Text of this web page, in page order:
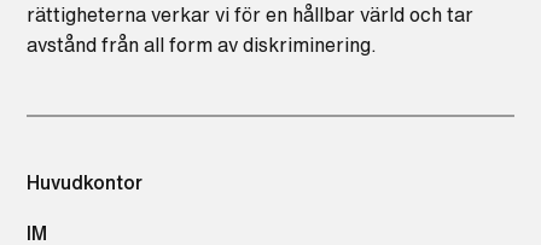
rättigheterna verkar vi för en hållbar värld och tar
avstånd från all form av diskriminering.
Huvudkontor
IM